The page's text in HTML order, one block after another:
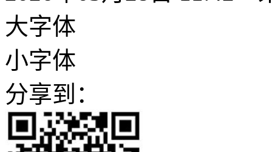
大字体
小字体
分享到：